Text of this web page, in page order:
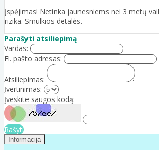
Įspėjimas! Netinka jaunesniems nei 3 metų
rizika. Smulkios detalės.
Parašyti atsiliepimą
Vardas:
El. pašto adresas:
Atsiliepimas:
Įvertinimas:
Įveskite saugos kodą:
Rašyti
Informacija